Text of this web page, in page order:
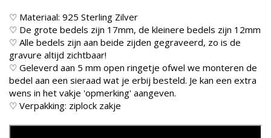
♡ Materiaal: 925 Sterling Zilver
♡ De grote bedels zijn 17mm, de kleinere bedels zijn 12mm
♡ Alle bedels zijn aan beide zijden gegraveerd, zo is de
gravure altijd zichtbaar!
♡ Geleverd aan 5 mm open ringetje ofwel we monteren de
bedel aan een sieraad wat je erbij besteld. Je kan een extra
wens in het vakje 'opmerking' aangeven.
♡ Verpakking: ziplock zakje